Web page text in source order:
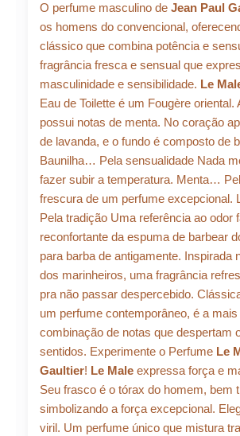
era:
R$
Gaultier
Eau
de
125ml
quantidade
O perfume masculino de Jean Paul
os homens do convencional,
clássico que combina potência e
fragrância fresca e sensual que
masculinidade e sensibilidade. Le
Eau de Toilette é um Fougère oriental.
possui notas de menta. No coração
de lavanda, e o fundo é composto de
Baunilha… Pela sensualidade Nada
fazer subir a temperatura. Menta…
frescura de um perfume excepcional.
Pela tradição Uma referência ao odor
reconfortante da espuma de barbear
para barba de antigamente. Inspirada
dos marinheiros, uma fragrância
pra não passar despercebido.
um perfume contemporâneo, é a mais
combinação de notas que despertam
sentidos. Experimente o Perfume Le
Gaultier! Le Male expressa força e
Seu frasco é o tórax do homem, bem
simbolizando a força excepcional.
viril. Um perfume único que mistura